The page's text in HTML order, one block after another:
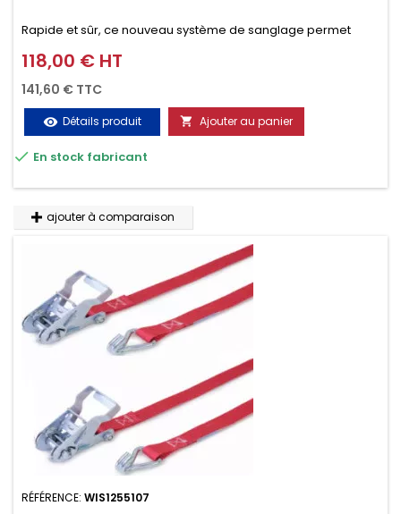
Rapide et sûr, ce nouveau système de sanglage permet
d’arrimer le chargement sur la galerie en moins d’une
minute.
Prix
118,00 € HT
141,60 € TTC
visibility Détails produit  Ajouter au panier
 En stock fabricant
ajouter à comparaison
RÉFÉRENCE: WIS1255107